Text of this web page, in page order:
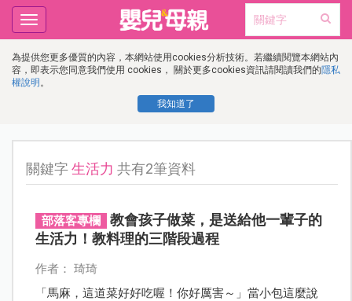
為提供您更多優質的內容，本網站使用cookies分析技術。若繼續閱覽本網站內
容，即表示您同意我們使用 cookies， 關於更多cookies資訊請閱讀我們的隱私
權說明 。
我知道了
Toggle
navigation
關鍵字生活力 共有2筆資料
部落客專欄
教會孩子做菜，是送給他一輩子的
生活力！教料理的三階段過程
作者： 琦琦
「馬麻，這道菜好好吃喔！你好厲害～」當小包這麼說